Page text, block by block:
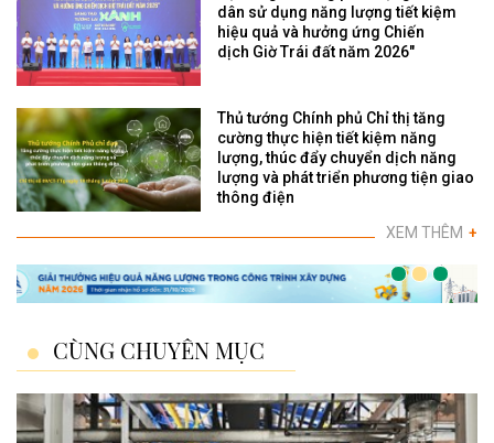
dân sử dụng năng lượng tiết kiệm
hiệu quả và hưởng ứng Chiến
dịch Giờ Trái đất năm 2026"
Thủ tướng Chính phủ Chỉ thị tăng
cường thực hiện tiết kiệm năng
lượng, thúc đẩy chuyển dịch năng
lượng và phát triển phương tiện giao
thông điện
XEM THÊM +
CÙNG CHUYÊN MỤC